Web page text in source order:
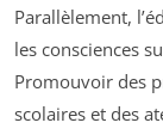
Parallèlement,
les consciences
Promouvoir des
scolaires et des